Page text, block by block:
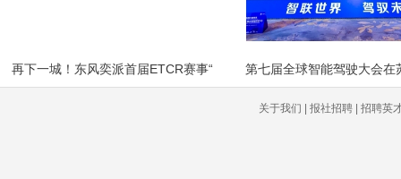
再下一城！东风奕派首届ETCR赛事“
关于我们 | 报社招聘 | 招聘英